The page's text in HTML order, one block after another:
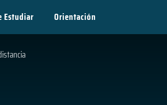
Estudiar Orientación